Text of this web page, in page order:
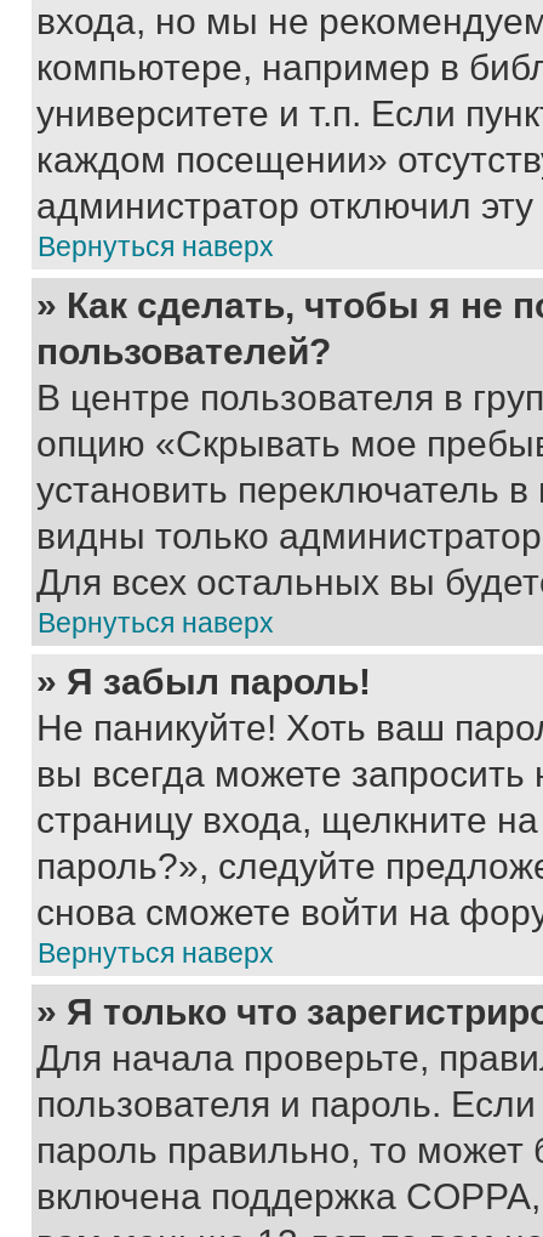
входа, но мы не
компьютере, например в
университете и т.п. Если
каждом посещении»
администратор отключил
Вернуться наверх
» Как сделать, чтобы я не
пользователей?
В центре пользователя в
опцию «Скрывать мое
установить переключатель
видны только
Для всех остальных вы
Вернуться наверх
» Я забыл пароль!
Не паникуйте! Хоть ваш
вы всегда можете
страницу входа, щелкните
пароль?», следуйте
снова сможете войти на
Вернуться наверх
» Я только что
Для начала проверьте,
пользователя и пароль.
пароль правильно, то может
включена поддержка